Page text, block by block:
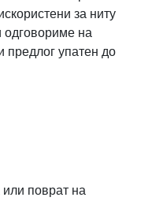
за ниту
одговориме на
упатен до
поврат на